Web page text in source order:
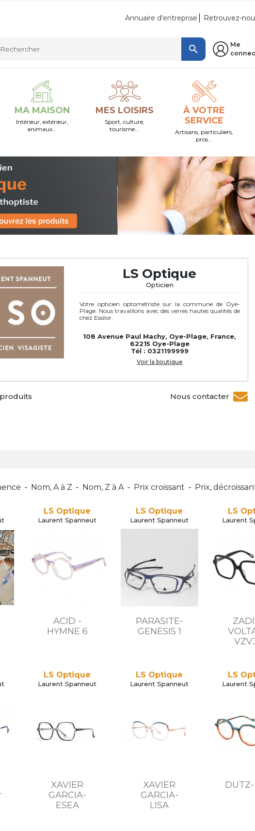
Annuaire d'entreprise Retrouvez-

Me
MA MAISON
Intérieur, extérieur,
animaux...
MES LOISIRS
Sport, culture,
tourisme...
À VOTRE
SERVICE
Artisans, particuliers,
pros...
LS Optique
Opticien
Votre opticien optométriste sur la commune de Oye-
Plage. Nous travaillons avec des verres hautes qualités de
chez Essilor.
108 Avenue Paul Machy, Oye-Plage, France,
62215 Oye-Plage
Tél : 0321199999
Voir la boutique
produits Nous contacter
Nom, A à Z Nom, Z à A Prix croissant Prix,
LS Optique
Laurent Spanneut
ACID -
HYMNE 6
LS Optique
Laurent Spanneut
PARASITE-
GENESIS 1
LS
Laurent
LS Optique
Laurent Spanneut
XAVIER
GARCIA-
ESEA
LS Optique
Laurent Spanneut
XAVIER
GARCIA-
LISA
LS
Laurent